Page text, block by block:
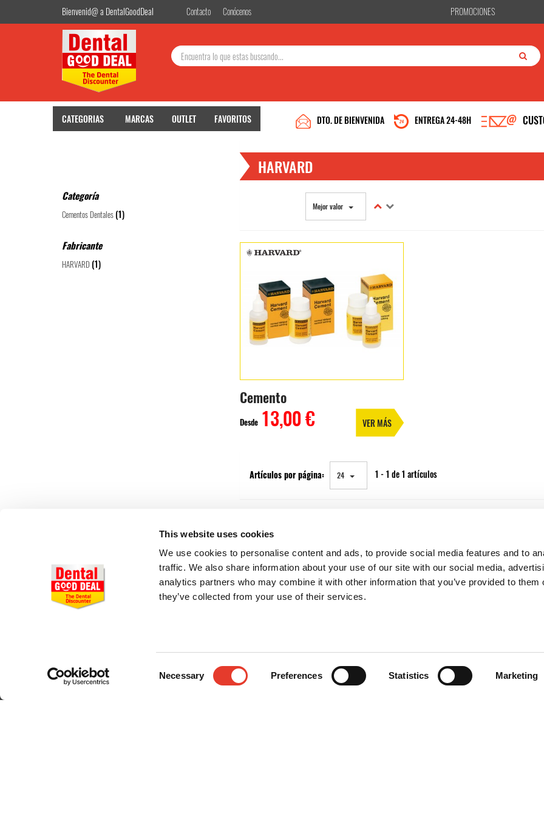
This website uses cookies
We use cookies to personalise content and ads, to provide social media features and to
traffic. We also share information about your use of our site with our social media,
analytics partners who may combine it with other information that you’ve provided to them
they’ve collected from your use of their services.
Necessary Preferences Statistics Marketing
Bienvenid@ a DentalGoodDeal Contacto Conócenos PROMOCIONES
CATEGORIAS MARCAS OUTLET FAVORITOS ENTREGA 24-48H
DTO. DE BIENVENIDA
Categoría
Cementos Dentales (1)
Fabricante
HARVARD (1)
HARVARD
Mejor valor
Cemento
Desde 13,00 € VER MÁS
Artículos por página: 24 1 - 1 de 1 artículos
CONÓCENOS
Quiénes somos
¿TE AYUDAMOS?
GoodNews